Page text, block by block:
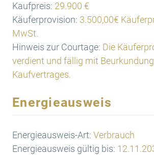
Kaufpreis: 29.900 €
Käuferprovision: 3.500,00€
MwSt.
Hinweis zur Courtage: Die
verdient und fällig mit
Kaufvertrages.
Energieausweis
Energieausweis-Art: Verbrauch
Energieausweis gültig bis: